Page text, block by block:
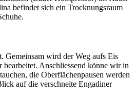
befindet sich ein Trocknungsraum
Gemeinsam wird der Weg aufs Eis
bearbeitet. Anschliessend könne wir in
die Oberflächenpausen werden
auf die verschneite Engadiner